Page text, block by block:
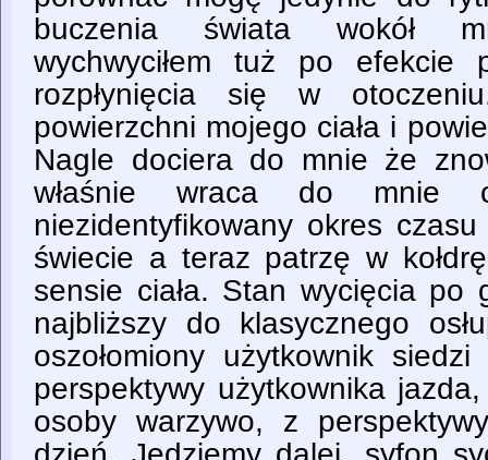
buczenia świata wokół
wychwyciłem tuż po efekcie
rozpłynięcia się w
powierzchni mojego ciała i
Nagle dociera do mnie że
właśnie wraca do mnie
niezidentyfikowany okres
świecie a teraz patrzę w
sensie ciała. Stan wycięcia
najbliższy do klasycznego
oszołomiony użytkownik
perspektywy użytkownika
osoby warzywo, z